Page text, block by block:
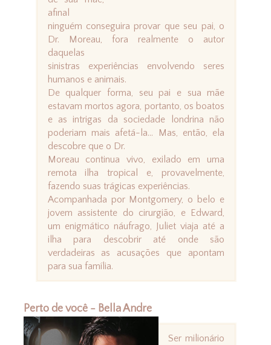
afinal
ninguém conseguira provar que seu pai, o
Dr. Moreau, fora realmente o autor
daquelas
sinistras experiências envolvendo seres
humanos e animais.
De qualquer forma, seu pai e sua mãe
estavam mortos agora, portanto, os boatos
e as intrigas da sociedade londrina não
poderiam mais afetá-la... Mas, então, ela
descobre que o Dr.
Moreau continua vivo, exilado em uma
remota ilha tropical e, provavelmente,
fazendo suas trágicas experiências.
Acompanhada por Montgomery, o belo e
jovem assistente do cirurgião, e Edward,
um enigmático náufrago, Juliet viaja até a
ilha para descobrir até onde são
verdadeiras as acusações que apontam
para sua família.
Perto de você - Bella Andre
Ser milionário